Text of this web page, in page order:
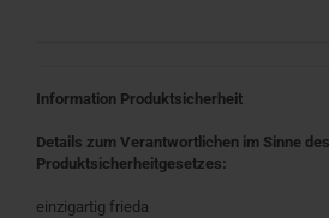
Information Produktsicherheit
Details zum Verantwortlichen im Sinne
Produktsicherheitgesetzes:
einzigartig frieda